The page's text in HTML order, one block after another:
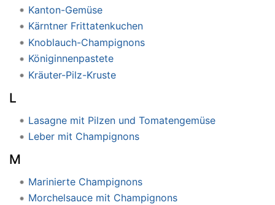
Kanton-Gemüse
Kärntner Frittatenkuchen
Knoblauch-Champignons
Königinnenpastete
Kräuter-Pilz-Kruste
L
Lasagne mit Pilzen und Tomatengemüse
Leber mit Champignons
M
Marinierte Champignons
Morchelsauce mit Champignons